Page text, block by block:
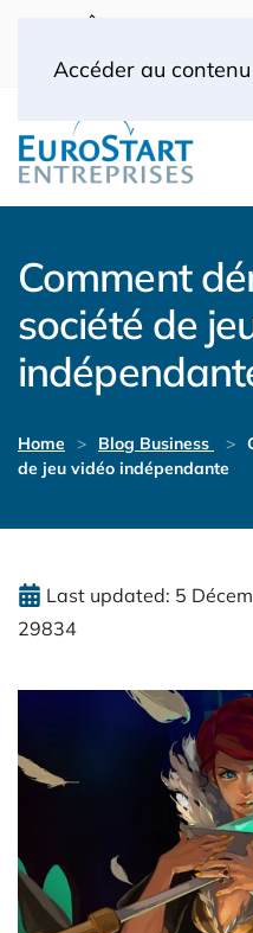
Accéder au
(0) 1 53 57 49 10
Comment
société de
Home Blog Business
de jeu vidéo indépendante
Last updated: 5
29834